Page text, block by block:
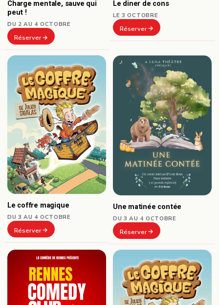
Charge mentale, sauve qui
peut !
DU 2 AU 4 OCTOBRE
Réserver
Le diner de cons
LE 3 OCTOBRE
Réserver
Le coffre magique
DU 3 AU 4 OCTOBRE
Réserver
Une matinée contée
DU 3 AU 4 OCTOBRE
Réserver